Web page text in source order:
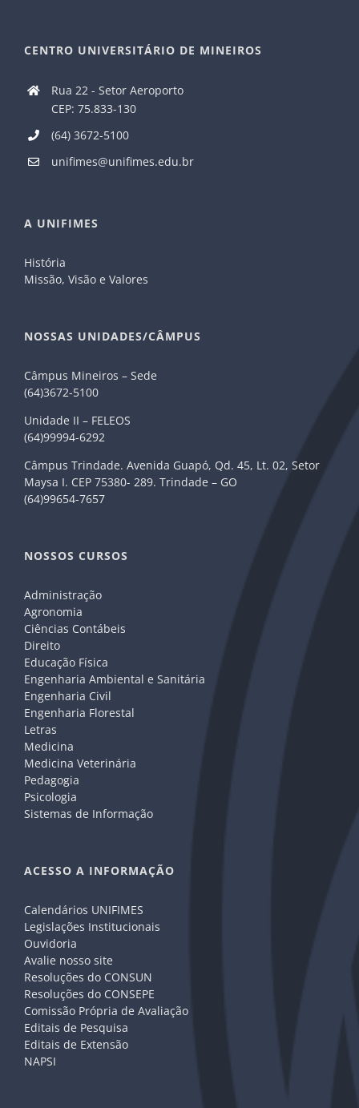
CENTRO UNIVERSITÁRIO DE MINEIROS
Rua 22 - Setor Aeroporto
CEP: 75.833-130
(64) 3672-5100
unifimes@unifimes.edu.br
A UNIFIMES
História
Missão, Visão e Valores
NOSSAS UNIDADES/CÂMPUS
Câmpus Mineiros – Sede
(64)3672-5100
Unidade II – FELEOS
(64)99994-6292
Câmpus Trindade. Avenida Guapó, Qd. 45, Lt. 02, Setor
Maysa I. CEP 75380- 289. Trindade – GO
(64)99654-7657
NOSSOS CURSOS
Administração
Agronomia
Ciências Contábeis
Direito
Educação Física
Engenharia Ambiental e Sanitária
Engenharia Civil
Engenharia Florestal
Letras
Medicina
Medicina Veterinária
Pedagogia
Psicologia
Sistemas de Informação
ACESSO A INFORMAÇÃO
Calendários UNIFIMES
Legislações Institucionais
Ouvidoria
Avalie nosso site
Resoluções do CONSUN
Resoluções do CONSEPE
Comissão Própria de Avaliação
Editais de Pesquisa
Editais de Extensão
NAPSI